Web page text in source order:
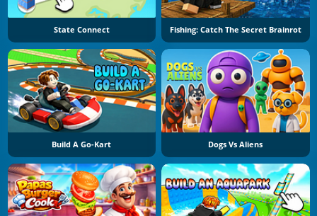
State Connect Fishing: Catch The Secret Brainrot
Build A Go-Kart Dogs Vs Aliens